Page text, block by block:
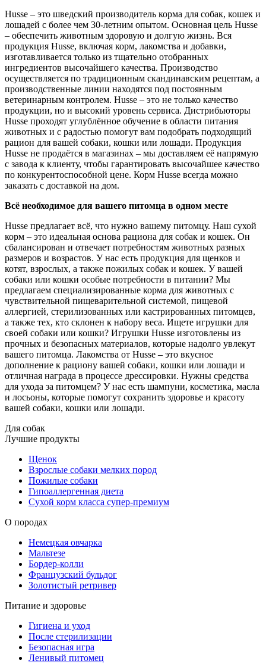
Husse – это шведский производитель корма для собак, кошек и
лошадей с более чем 30-летним опытом. Основная цель Husse
– обеспечить животным здоровую и долгую жизнь. Вся
продукция Husse, включая корм, лакомства и добавки,
изготавливается только из тщательно отобранных
ингредиентов высочайшего качества. Производство
осуществляется по традиционным скандинавским рецептам, а
производственные линии находятся под постоянным
ветеринарным контролем. Husse – это не только качество
продукции, но и высокий уровень сервиса. Дистрибьюторы
Husse проходят углублённое обучение в области питания
животных и с радостью помогут вам подобрать подходящий
рацион для вашей собаки, кошки или лошади. Продукция
Husse не продаётся в магазинах – мы доставляем её напрямую
с завода к клиенту, чтобы гарантировать высочайшее качество
по конкурентоспособной цене. Корм Husse всегда можно
заказать с доставкой на дом.
Всё необходимое для вашего питомца в одном месте
Husse предлагает всё, что нужно вашему питомцу. Наш сухой
корм – это идеальная основа рациона для собак и кошек. Он
сбалансирован и отвечает потребностям животных разных
размеров и возрастов. У нас есть продукция для щенков и
котят, взрослых, а также пожилых собак и кошек. У вашей
собаки или кошки особые потребности в питании? Мы
предлагаем специализированные корма для животных с
чувствительной пищеварительной системой, пищевой
аллергией, стерилизованных или кастрированных питомцев,
а также тех, кто склонен к набору веса. Ищете игрушки для
своей собаки или кошки? Игрушки Husse изготовлены из
прочных и безопасных материалов, которые надолго увлекут
вашего питомца. Лакомства от Husse – это вкусное
дополнение к рациону вашей собаки, кошки или лошади и
отличная награда в процессе дрессировки. Нужны средства
для ухода за питомцем? У нас есть шампуни, косметика, масла
и лосьоны, которые помогут сохранить здоровье и красоту
вашей собаки, кошки или лошади.
Для собак
Лучшие продукты
Щенок
Взрослые собаки мелких пород
Пожилые собаки
Гипоаллергенная диета
Сухой корм класса супер-премиум
О породах
Немецкая овчарка
Мальтезе
Бордер-колли
Французский бульдог
Золотистый ретривер
Питание и здоровье
Гигиена и уход
После стерилизации
Безопасная игра
Ленивый питомец